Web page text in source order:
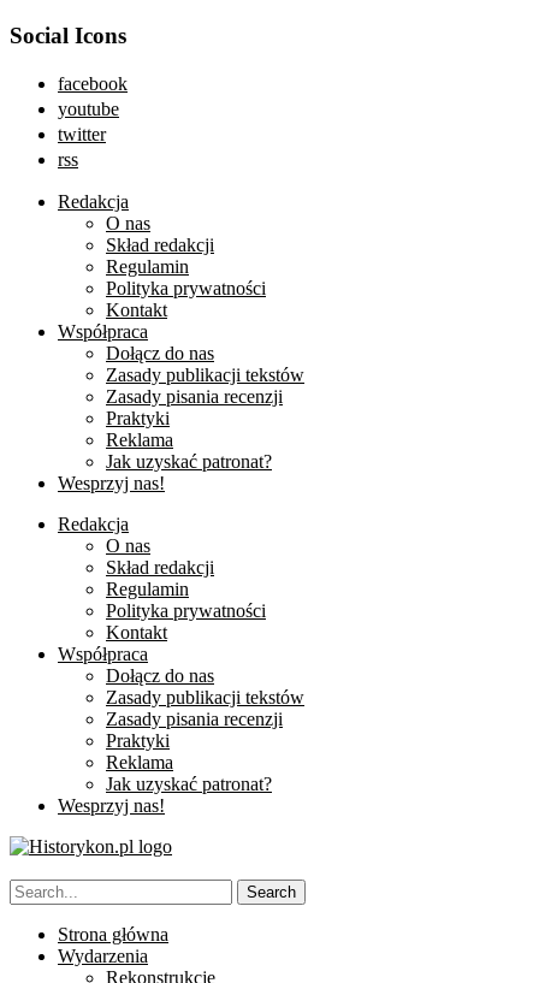
Social Icons
facebook
youtube
twitter
rss
Redakcja
O nas
Skład redakcji
Regulamin
Polityka prywatności
Kontakt
Współpraca
Dołącz do nas
Zasady publikacji tekstów
Zasady pisania recenzji
Praktyki
Reklama
Jak uzyskać patronat?
Wesprzyj nas!
Redakcja
O nas
Skład redakcji
Regulamin
Polityka prywatności
Kontakt
Współpraca
Dołącz do nas
Zasady publikacji tekstów
Zasady pisania recenzji
Praktyki
Reklama
Jak uzyskać patronat?
Wesprzyj nas!
Strona główna
Wydarzenia
Rekonstrukcje